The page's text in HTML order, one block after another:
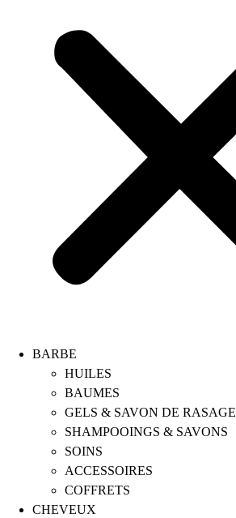
BARBE
HUILES
BAUMES
GELS & SAVON DE RASAGE
SHAMPOOINGS & SAVONS
SOINS
ACCESSOIRES
COFFRETS
CHEVEUX